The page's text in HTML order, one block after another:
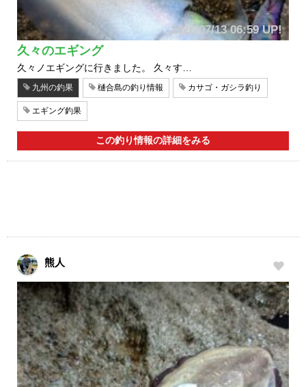
2026/07/13 06:59 UP!
久々のエギング
久々ノエギングに行きました。 久々す…
九州の釣果 樋合島の釣り情報 カサゴ・ガシラ釣り
エギング釣果
この釣り情報の詳細をみる
熊人